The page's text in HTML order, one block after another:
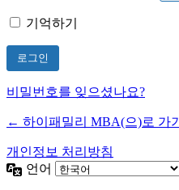
기억하기
비밀번호를 잊으셨나요?
← 하이패밀리 MBA(으)로 가기
개인정보 처리방침
언어